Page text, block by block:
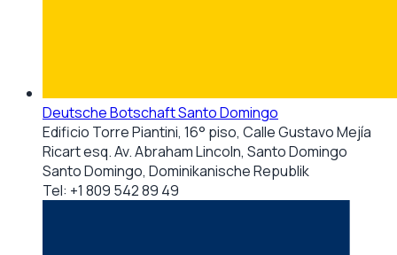
Deutsche Botschaft Santo Domingo
Edificio Torre Piantini, 16° piso, Calle Gustavo Mejía
Ricart esq. Av. Abraham Lincoln, Santo Domingo
Santo Domingo, Dominikanische Republik
Tel: +1 809 542 89 49